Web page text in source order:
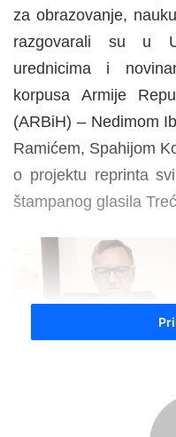
za obrazovanje,
razgovarali su u
urednicima i
korpusa Armije
(ARBiH) – Nedimom
Ramićem, Spahijom
o projektu reprinta
štampanog glasila